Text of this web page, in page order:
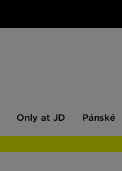
JD
Only at JD Pánské